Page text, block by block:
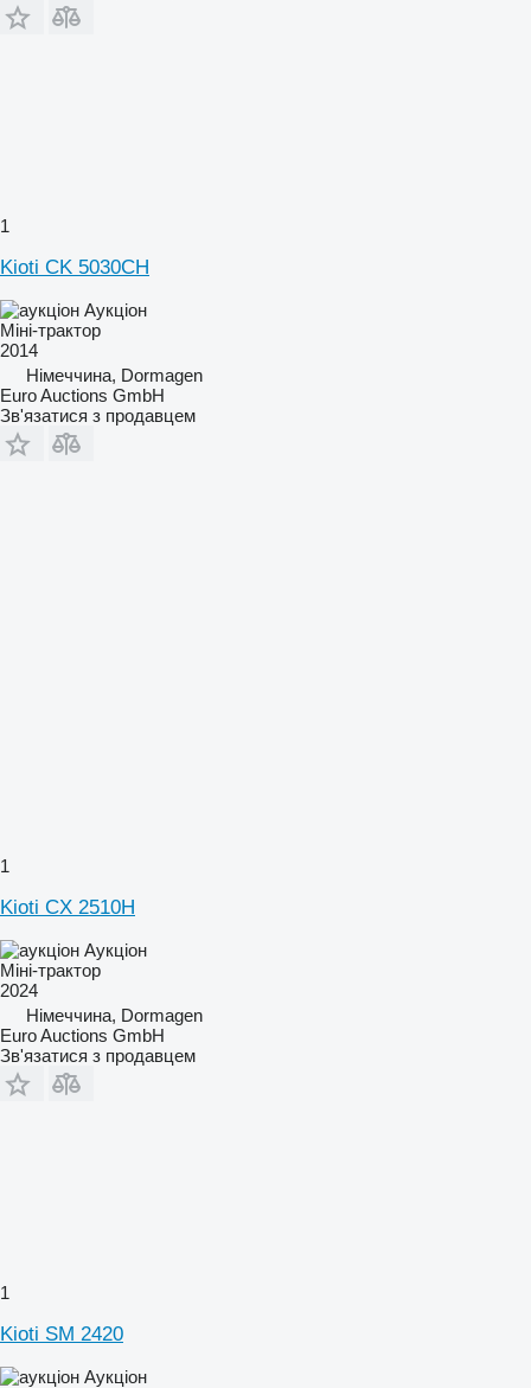
1
Kioti CK 5030CH
Аукціон
Міні-трактор
2014
Німеччина, Dormagen
Euro Auctions GmbH
Зв'язатися з продавцем
1
Kioti CX 2510H
Аукціон
Міні-трактор
2024
Німеччина, Dormagen
Euro Auctions GmbH
Зв'язатися з продавцем
1
Kioti SM 2420
Аукціон